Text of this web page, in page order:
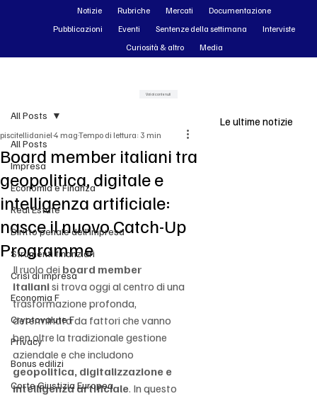
All Posts
Impresa
Economia e Finanza
Real Estate
Diritto penale dell'impresa
Strumenti finanziari
Crisi di impresa
Economia F
Cryptovalute F
Privacy
Bonus edilizi
Corte Giustizia Europea
All Posts
Board member italiani tra
geopolitica, digitale e
intelligenza artificiale:
nasce il nuovo Catch-Up
Programme
piscitellidaniel 4 magTempo di lettura: 3 min
Il ruolo dei board member
italiani si trova oggi al centro di una
trasformazione profonda,
determinata da fattori che vanno
ben oltre la tradizionale gestione
aziendale e che includono
geopolitica, digitalizzazione e
intelligenza artificiale. In questo
Le ultime notizie
Notizie Rubriche Mercati
Documentazione
Pubblicazioni
Eventi Sentenze della settimana
Interviste
Curiosità & altro
Media
Vai ai contenuti